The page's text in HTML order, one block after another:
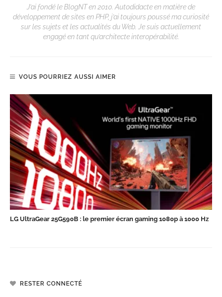
J’ai fondé le BlogNT en 2010. Autodidacte en matière de
développement de sites en PHP, j’ai toujours poussé ma curiosité
sur les sujets et les actualités du Web. Je suis actuellement
engagé en tant qu’architecte interopérabilité.
VOUS POURRIEZ AUSSI AIMER
LG UltraGear 25G590B : le premier écran gaming 1080p à 1000 Hz
RESTER CONNECTÉ